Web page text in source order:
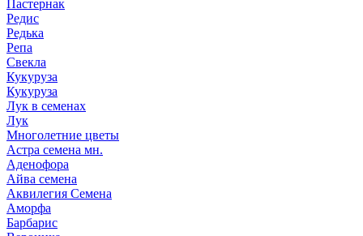
Пастернак
Редис
Редька
Репа
Свекла
Кукуруза
Кукуруза
Лук в семенах
Лук
Многолетние цветы
Астра семена мн.
Аденофора
Айва семена
Аквилегия Семена
Аморфа
Барбарис